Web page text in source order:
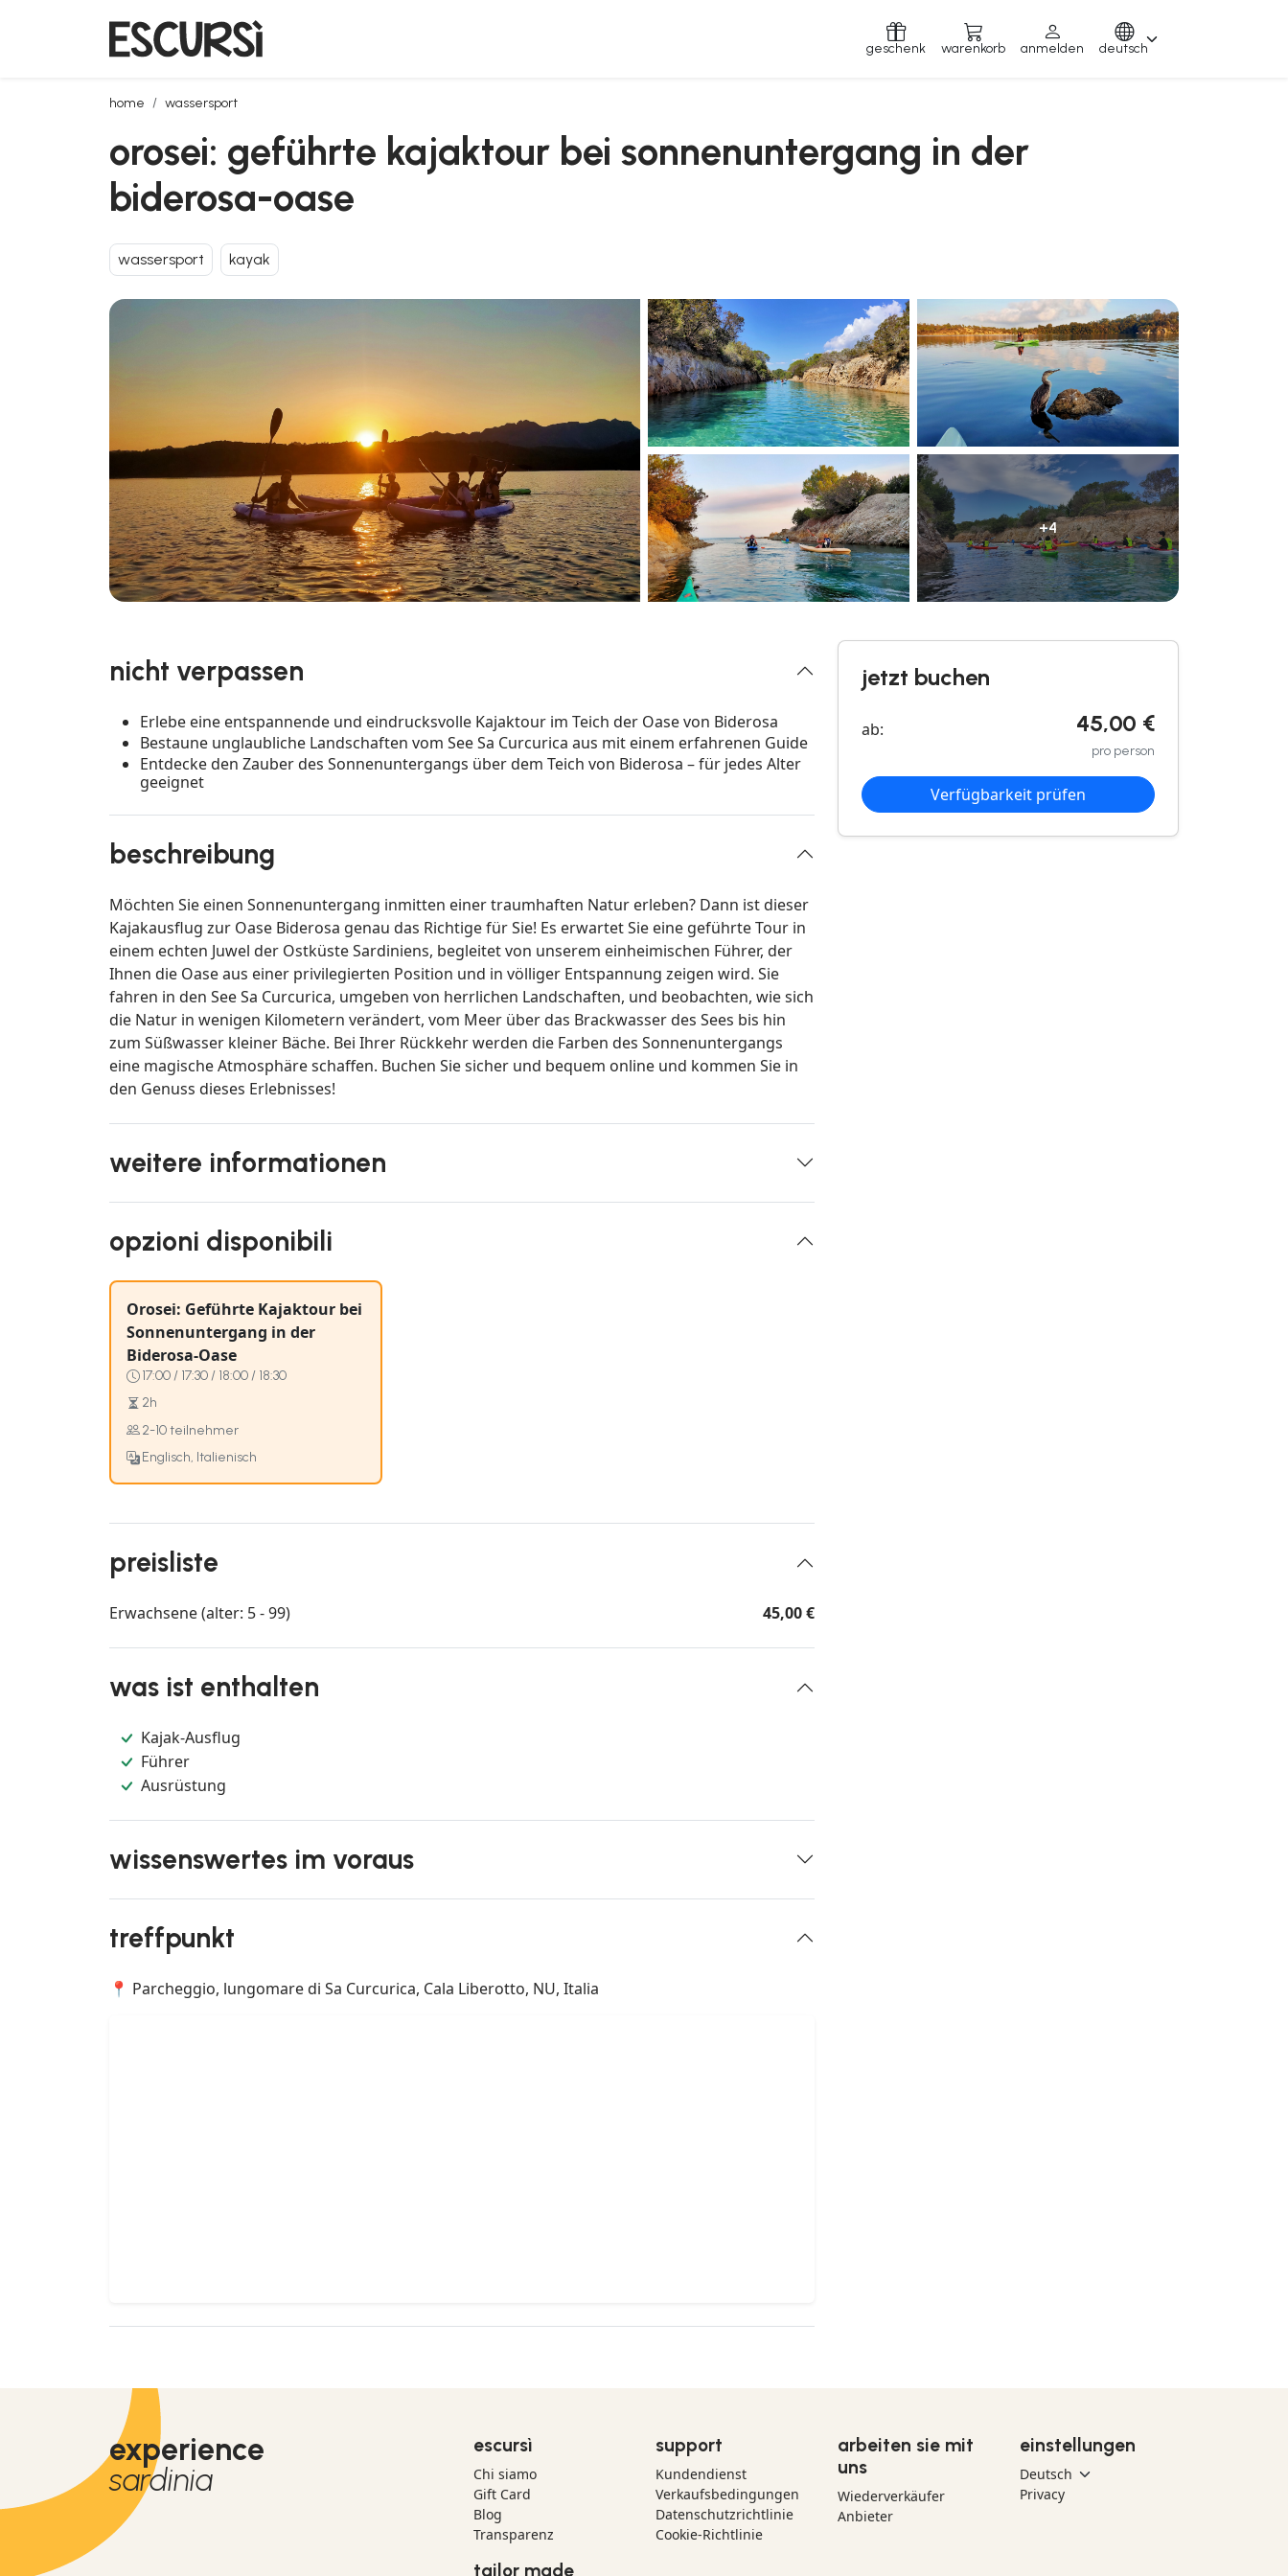
geschenk warenkorb anmelden deutsch
home wassersport
orosei: geführte kajaktour bei sonnenuntergang in der biderosa-oase
orosei: geführte kajaktour bei sonnenuntergang in der
biderosa-oase
wassersport kayak
+4
nicht verpassen
Erlebe eine entspannende und eindrucksvolle Kajaktour im Teich der Oase von Biderosa
Bestaune unglaubliche Landschaften vom See Sa Curcurica aus mit einem erfahrenen Guide
Entdecke den Zauber des Sonnenuntergangs über dem Teich von Biderosa – für jedes Alter
geeignet
beschreibung
Möchten Sie einen Sonnenuntergang inmitten einer traumhaften Natur erleben? Dann ist dieser
Kajakausflug zur Oase Biderosa genau das Richtige für Sie! Es erwartet Sie eine geführte Tour in
einem echten Juwel der Ostküste Sardiniens, begleitet von unserem einheimischen Führer, der
Ihnen die Oase aus einer privilegierten Position und in völliger Entspannung zeigen wird. Sie
fahren in den See Sa Curcurica, umgeben von herrlichen Landschaften, und beobachten, wie sich
die Natur in wenigen Kilometern verändert, vom Meer über das Brackwasser des Sees bis hin
zum Süßwasser kleiner Bäche. Bei Ihrer Rückkehr werden die Farben des Sonnenuntergangs
eine magische Atmosphäre schaffen. Buchen Sie sicher und bequem online und kommen Sie in
den Genuss dieses Erlebnisses!
weitere informationen
opzioni disponibili
Orosei: Geführte Kajaktour bei
Sonnenuntergang in der
Biderosa-Oase
17:00 / 17:30 / 18:00 / 18:30
2h
2-10 teilnehmer
Englisch, Italienisch
preisliste
Erwachsene (alter: 5 - 99) 45,00 €
was ist enthalten
Kajak-Ausflug
Führer
Ausrüstung
wissenswertes im voraus
treffpunkt
📍 Parcheggio, lungomare di Sa Curcurica, Cala Liberotto, NU, Italia
jetzt buchen
ab: 45,00 €
pro person
Verfügbarkeit prüfen
experience
sardinia
escursì
Chi siamo
Gift Card
Blog
Transparenz
tailor made
support
Kundendienst
Verkaufsbedingungen
Datenschutzrichtlinie
Cookie-Richtlinie
arbeiten sie mit
uns
Wiederverkäufer
Anbieter
einstellungen
Privacy